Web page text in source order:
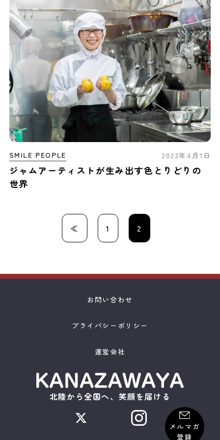
SMILE PEOPLE 2022年4月1日
ジャムアーティストが生み出す色とりどりの
世界
≪ 1 2
メルマガ
登録
お問い合わせ
プライバシーポリシー
運営会社
北陸から全国へ、笑顔を届ける